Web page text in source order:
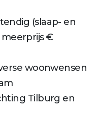
(slaap- en
€
woonwensen
Tilburg en